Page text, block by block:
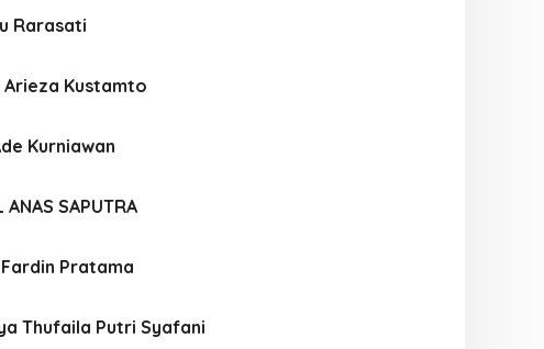
Rarasati
Arieza Kustamto
Kurniawan
ANAS SAPUTRA
Pratama
Thufaila Putri Syafani